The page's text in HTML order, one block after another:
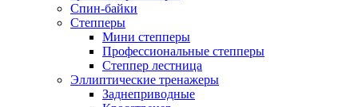
Спин-байки
Степперы
Мини степперы
Профессиональные степперы
Степпер лестница
Эллиптические тренажеры
Заднеприводные